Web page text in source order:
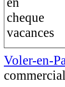
Voler-en-